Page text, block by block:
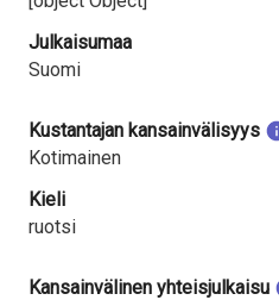
Julkaisumaa
Suomi
Kustantajan kansainvälisyys
Kotimainen
Kieli
ruotsi
Kansainvälinen yhteisjulkaisu